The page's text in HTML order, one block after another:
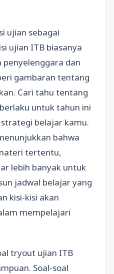
ujian sebagai
ujian ITB biasanya
penyelenggara dan
gambaran tentang
Cari tahu tentang
untuk tahun ini
belajar kamu.
bahwa
tertentu,
lebih banyak untuk
jadwal belajar yang
kisi-kisi akan
mempelajari
tryout ujian ITB
Soal-soal